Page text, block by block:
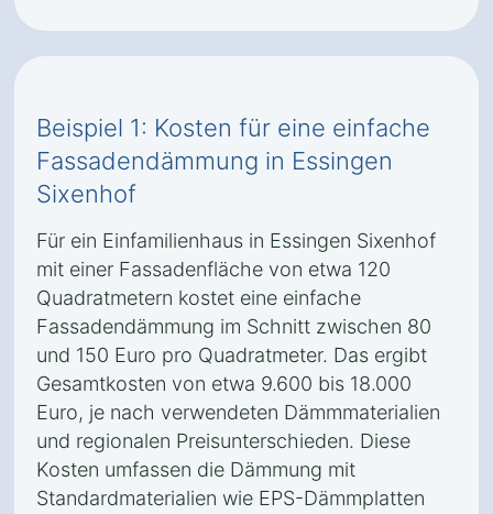
Beispiel 1: Kosten für eine einfache
Fassadendämmung in Essingen
Sixenhof
Für ein Einfamilienhaus in Essingen Sixenhof
mit einer Fassadenfläche von etwa 120
Quadratmetern kostet eine einfache
Fassadendämmung im Schnitt zwischen 80
und 150 Euro pro Quadratmeter. Das ergibt
Gesamtkosten von etwa 9.600 bis 18.000
Euro, je nach verwendeten Dämmmaterialien
und regionalen Preisunterschieden. Diese
Kosten umfassen die Dämmung mit
Standardmaterialien wie EPS-Dämmplatten